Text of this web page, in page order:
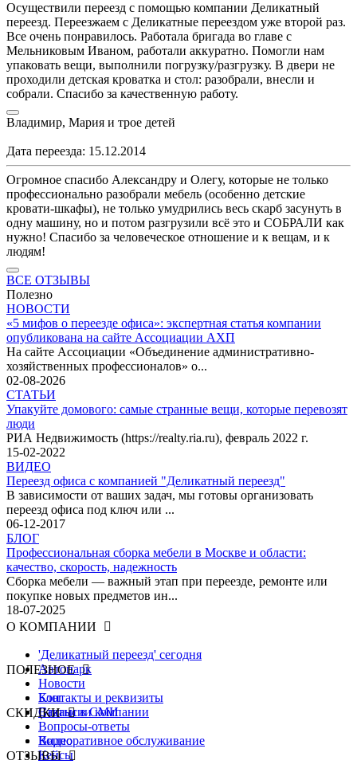
Осуществили переезд с помощью компании Деликатный
переезд. Переезжаем с Деликатные переездом уже второй раз.
Все очень понравилось. Работала бригада во главе с
Мельниковым Иваном, работали аккуратно. Помогли нам
упаковать вещи, выполнили погрузку/разгрузку. В двери не
проходили детская кроватка и стол: разобрали, внесли и
собрали. Спасибо за качественную работу.
Владимир, Мария и трое детей
Дата переезда: 15.12.2014
Огромное спасибо Александру и Олегу, которые не только
профессионально разобрали мебель (особенно детские
кровати-шкафы), не только умудрились весь скарб засунуть в
одну машину, но и потом разгрузили всё это и СОБРАЛИ как
нужно! Спасибо за человеческое отношение и к вещам, и к
людям!
ВСЕ ОТЗЫВЫ
Полезно
НОВОСТИ
«5 мифов о переезде офиса»: экспертная статья компании
опубликована на сайте Ассоциации АХП
На сайте Ассоциации «Объединение административно-
хозяйственных профессионалов» о...
02-08-2026
СТАТЬИ
Упакуйте домового: самые странные вещи, которые перевозят
люди
РИА Недвижимость (https://realty.ria.ru), февраль 2022 г.
15-02-2022
ВИДЕО
Переезд офиса с компанией "Деликатный переезд"
В зависимости от ваших задач, мы готовы организовать
переезд офиса под ключ или ...
06-12-2017
БЛОГ
Профессиональная сборка мебели в Москве и области:
качество, скорость, надежность
Сборка мебели — важный этап при переезде, ремонте или
покупке новых предметов ин...
18-07-2025
О КОМПАНИИ
'Деликатный переезд' сегодня
Автопарк
Новости
Контакты и реквизиты
Вакансии компании
ПОЛЕЗНОЕ
Блог
Статьи в СМИ
Вопросы-ответы
Видео
Кейсы
СКИДКИ
Корпоративное обслуживание
ОТЗЫВЫ